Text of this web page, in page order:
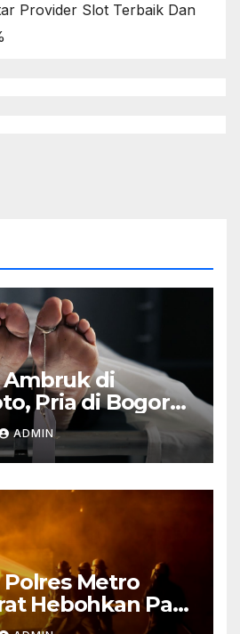
Provider Slot Terbaik Dan
di
Pria di Bogor
Makan
ADMIN
Metro
Hebohkan Pagi
Terbarunya